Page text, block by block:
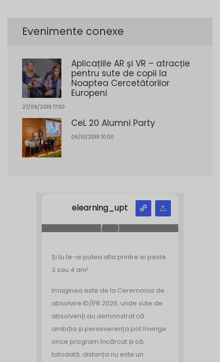
Evenimente conexe
Aplicațiile AR și VR – atracție
pentru sute de copii la
Noaptea Cercetătorilor
Europeni
27/09/2019 17:00
CeL 20 Alumni Party
06/10/2018 10:00
elearning_upt
Și tu te-ai putea afla printre ei peste
3 sau 4 ani!
Imaginea este de la Ceremonia de
absolvire ID/IFR 2026, unde sute de
absolvenți au demonstrat că
ambiția și perseverența pot învinge
orice program încărcat și că,
totodată, distanța nu este un